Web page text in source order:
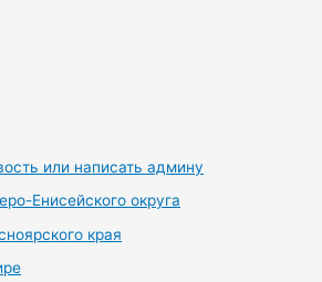
или написать админу
Енисейского округа
края